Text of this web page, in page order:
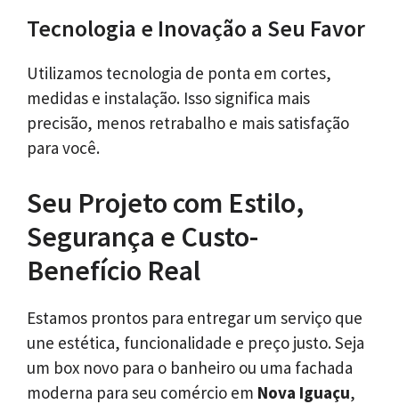
Tecnologia e Inovação a Seu Favor
Utilizamos tecnologia de ponta em cortes,
medidas e instalação. Isso significa mais
precisão, menos retrabalho e mais satisfação
para você.
Seu Projeto com Estilo,
Segurança e Custo-
Benefício Real
Estamos prontos para entregar um serviço que
une estética, funcionalidade e preço justo. Seja
um box novo para o banheiro ou uma fachada
moderna para seu comércio em Nova Iguaçu,